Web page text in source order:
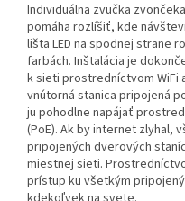
Individuálna zvučka
pomáha rozlíšiť, kde
lišta LED na spodnej strane
farbách. Inštalácia je
k sieti prostredníctvom WiFi
vnútorná stanica pripojená
ju pohodlne napájať
(PoE). Ak by internet zlyhal,
pripojených dverových
miestnej sieti.
prístup ku všetkým